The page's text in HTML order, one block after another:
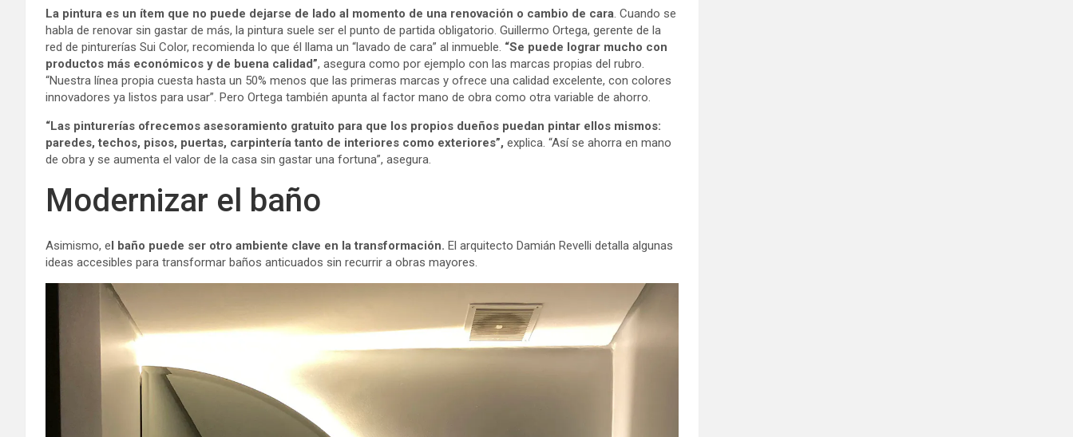
La pintura es un ítem que no puede dejarse de lado al momento de una renovación o cambio de cara . Cuando se
habla de renovar sin gastar de más, la pintura suele ser el punto de partida obligatorio. Guillermo Ortega, gerente de la
red de pinturerías Sui Color, recomienda lo que él llama un “lavado de cara” al inmueble. “Se puede lograr mucho con
productos más económicos y de buena calidad”, asegura como por ejemplo con las marcas propias del rubro.
“Nuestra línea propia cuesta hasta un 50% menos que las primeras marcas y ofrece una calidad excelente, con colores
innovadores ya listos para usar”. Pero Ortega también apunta al factor mano de obra como otra variable de ahorro.
“Las pinturerías ofrecemos asesoramiento gratuito para que los propios dueños puedan pintar ellos mismos:
paredes, techos, pisos, puertas, carpintería tanto de interiores como exteriores”, explica. “Así se ahorra en mano
de obra y se aumenta el valor de la casa sin gastar una fortuna”, asegura.
Modernizar el baño
Asimismo, el baño puede ser otro ambiente clave en la transformación. El arquitecto Damián Revelli detalla algunas
ideas accesibles para transformar baños anticuados sin recurrir a obras mayores.